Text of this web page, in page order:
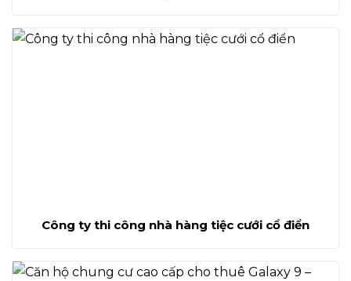
Công ty thi công nhà hàng tiệc cưới cổ điển